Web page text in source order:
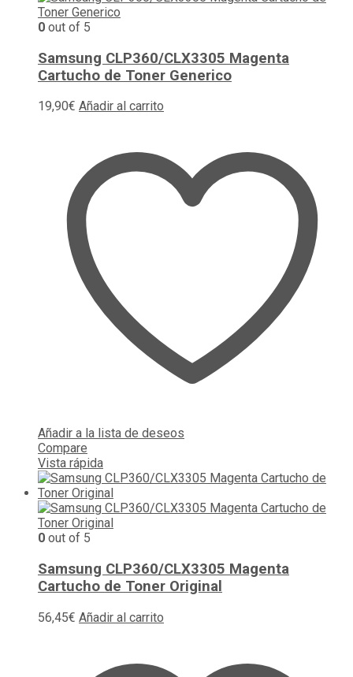
0 out of 5
Samsung CLP360/CLX3305 Magenta
Cartucho de Toner Generico
19,90€ Añadir al carrito
Añadir a la lista de deseos
Compare
Vista rápida
0 out of 5
Samsung CLP360/CLX3305 Magenta
Cartucho de Toner Original
56,45€ Añadir al carrito